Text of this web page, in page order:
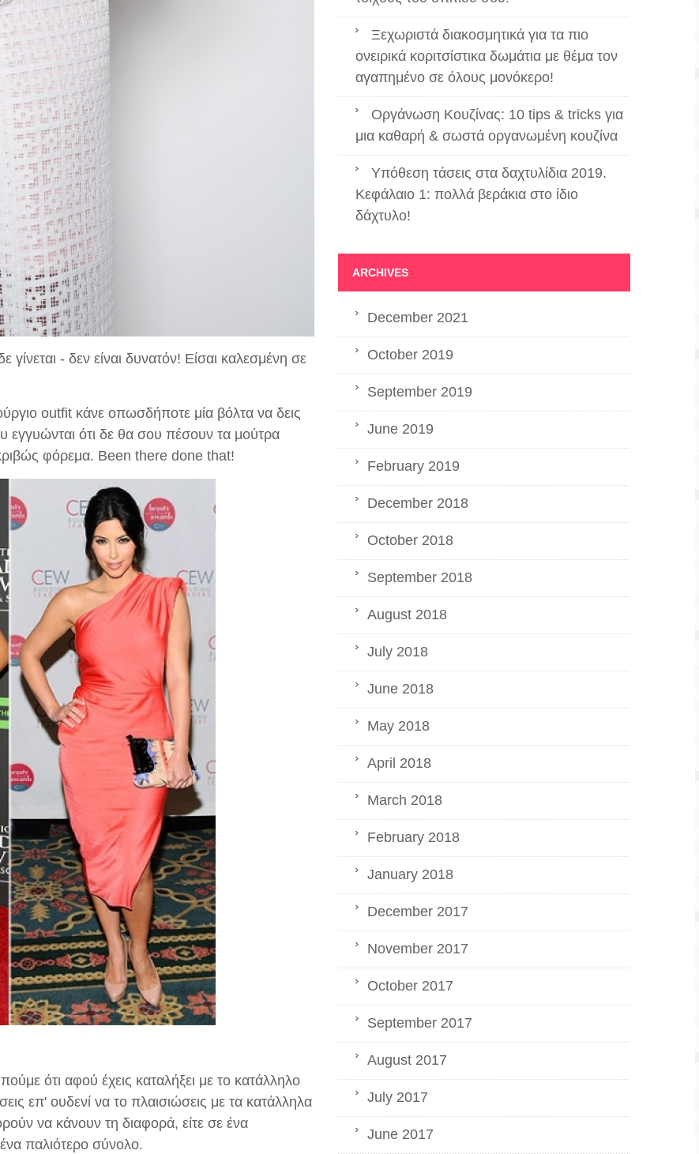
- δεν είναι δυνατόν! Είσαι καλεσμένη σε
outfit κάνε οπωσδήποτε μία βόλτα να δεις
ότι δε θα σου πέσουν τα μούτρα
φόρεμα. Βeen there done that!
ότι αφού έχεις καταλήξει με το κατάλληλο
επ' ουδενί να το πλαισιώσεις με τα κατάλληλα
να κάνουν τη διαφορά, είτε σε ένα
παλιότερο σύνολο.
Ξεχωριστά διακοσμητικά για τα πιο
ονειρικά κοριτσίστικα δωμάτια με θέμα τον
αγαπημένο σε όλους μονόκερο!
Οργάνωση Κουζίνας: 10 tips & tricks για
μια καθαρή & σωστά οργανωμένη κουζίνα
Υπόθεση τάσεις στα δαχτυλίδια 2019.
Κεφάλαιο 1: πολλά βεράκια στο ίδιο
δάχτυλο!
ARCHIVES
December 2021
October 2019
September 2019
June 2019
February 2019
December 2018
October 2018
September 2018
August 2018
July 2018
June 2018
May 2018
April 2018
March 2018
February 2018
January 2018
December 2017
November 2017
October 2017
September 2017
August 2017
July 2017
June 2017